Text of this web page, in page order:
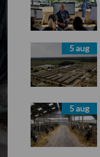
5 aug
5 aug